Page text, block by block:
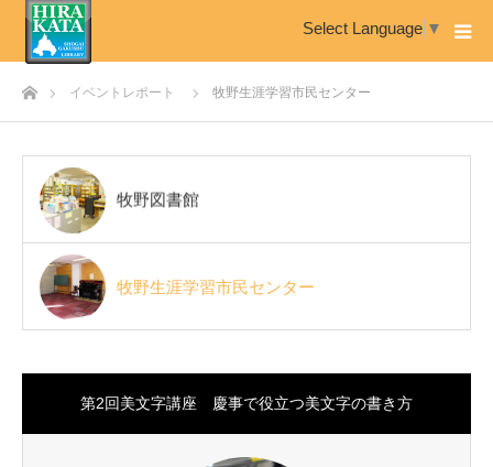
Select Language ▼
ホームイベントレポート 牧野生涯学習市民センター
牧野図書館
牧野生涯学習市民センター
第2回美文字講座 慶事で役立つ美文字の書き方